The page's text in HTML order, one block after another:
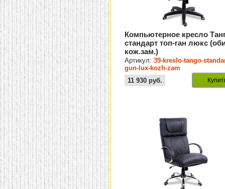
Компьютерное кресло
стандарт топ-ган люкс
кож.зам.)
Артикул:39-kreslo-tango-
gun-lux-kozh-zam
11 930 руб.